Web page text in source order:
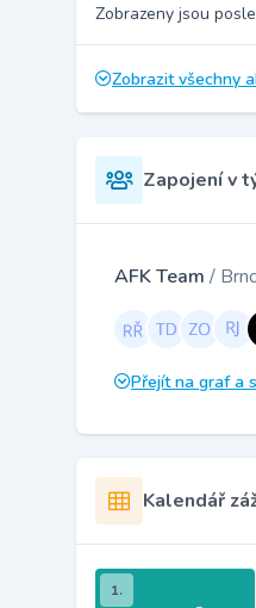
Zobrazeny jsou
Zobrazit všechny
Zapojení v
AFK Team /
Přejít na graf a
Kalendář
1.